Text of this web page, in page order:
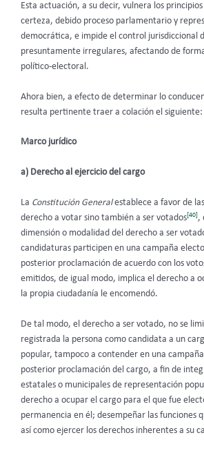
Esta actuación, a su decir, vulnera los
certeza, debido proceso parlamentario y
democrática, e impide el control jurisdiccional
presuntamente irregulares, afectando de
político-electoral.
Ahora bien, a efecto de determinar lo
resulta pertinente traer a colación el siguiente:
Marco jurídico
a) Derecho al ejercicio del cargo
La Constitución Generalestablece a favor de
derecho a votar sino también a ser votados[40],
dimensión o modalidad del derecho a ser
candidaturas participen en una campaña
posterior proclamación de acuerdo con los
emitidos, de igual modo, implica el derecho a
la propia ciudadanía le encomendó.
De tal modo, el derecho a ser votado, no se
registrada la persona como candidata a un
popular, tampoco a contender en una
posterior proclamación del cargo, a fin de
estatales o municipales de representación
derecho a ocupar el cargo para el que fue
permanencia en él; desempeñar las funciones
así como ejercer los derechos inherentes a su